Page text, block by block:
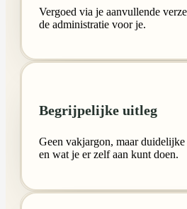
Vergoed via je aanvullende
de administratie voor je.
Begrijpelijke uitleg
Geen vakjargon, maar
en wat je er zelf aan kunt doen.